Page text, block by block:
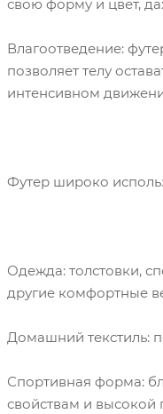
свою форму и цвет,
Влагоотведение:
позволяет телу
интенсивном
Футер широко
Одежда: толстовки,
другие комфортные
Домашний текстиль:
Спортивная форма:
свойствам и высокой